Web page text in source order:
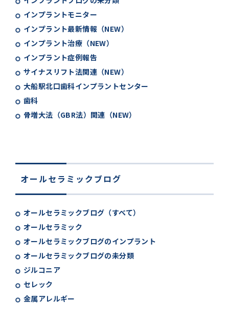
インプラントモニター
インプラント最新情報（NEW）
インプラント治療（NEW）
インプラント症例報告
サイナスリフト法関連（NEW）
大船駅北口歯科インプラントセンター
歯科
骨増大法（GBR法）関連（NEW）
オールセラミックブログ
オールセラミックブログ（すべて）
オールセラミック
オールセラミックブログのインプラント
オールセラミックブログの未分類
ジルコニア
セレック
金属アレルギー